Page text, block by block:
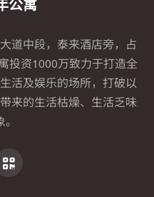
道中段，泰来酒店旁，占
投资1000万致力于打造全
活及娱乐的场所，打破以
来的生活枯燥、生活乏味